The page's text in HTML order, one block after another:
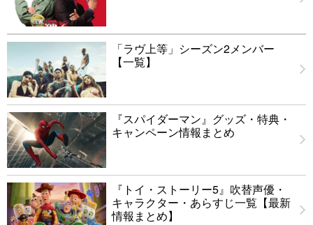
「ラヴ上等」シーズン2メンバー
【一覧】
『スパイダーマン』グッズ・特典・
キャンペーン情報まとめ
『トイ・ストーリー5』吹替声優・
キャラクター・あらすじ一覧【最新
情報まとめ】